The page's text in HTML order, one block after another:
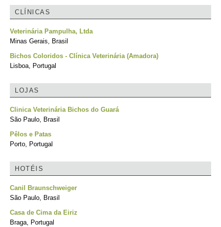
CLÍNICAS
Veterinária Pampulha, Ltda
Minas Gerais, Brasil
Bichos Coloridos - Clínica Veterinária (Amadora)
Lisboa, Portugal
LOJAS
Clinica Veterinária Bichos do Guará
São Paulo, Brasil
Pêlos e Patas
Porto, Portugal
HOTÉIS
Canil Braunschweiger
São Paulo, Brasil
Casa de Cima da Eiriz
Braga, Portugal